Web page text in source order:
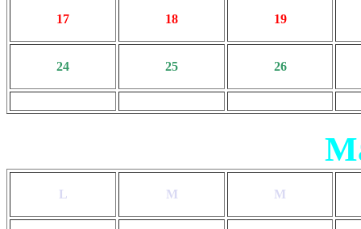
17 18 19
24 25 26
L M M